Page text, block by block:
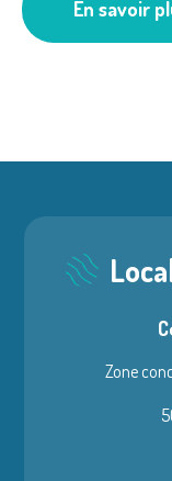
Les
En savoir
Zone